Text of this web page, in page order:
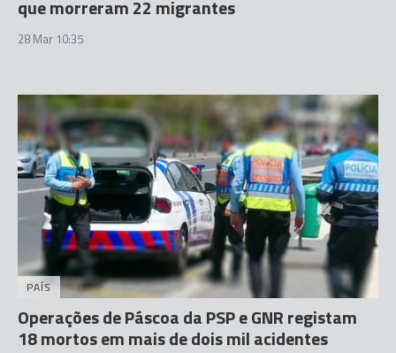
que morreram 22 migrantes
28 Mar 10:35
PAÍS
Operações de Páscoa da PSP e GNR registam
18 mortos em mais de dois mil acidentes